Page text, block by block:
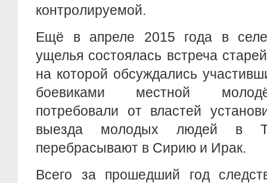
контролируемой.
Ещё в апреле 2015 года в селе
ущелья состоялась встреча
на которой обсуждались
боевиками местной
потребовали от властей
выезда молодых людей в
перебрасывают в Сирию и Ирак.
Всего за прошедший год